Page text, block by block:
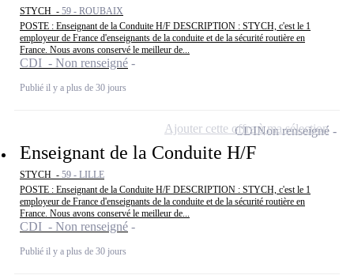
STYCH - 59 - ROUBAIX
POSTE : Enseignant de la Conduite H/F DESCRIPTION : STYCH, c'est le 1
employeur de France d'enseignants de la conduite et de la sécurité routière en
France. Nous avons conservé le meilleur de...
CDI - Non renseigné
Publié il y a plus de 30 jours
Enseignant de la Conduite H/F
STYCH - 59 - LILLE
POSTE : Enseignant de la Conduite H/F DESCRIPTION : STYCH, c'est le 1
employeur de France d'enseignants de la conduite et de la sécurité routière en
France. Nous avons conservé le meilleur de...
CDI - Non renseigné
Publié il y a plus de 30 jours
CDINon renseigné
Ajouter cette offre à ma sélection